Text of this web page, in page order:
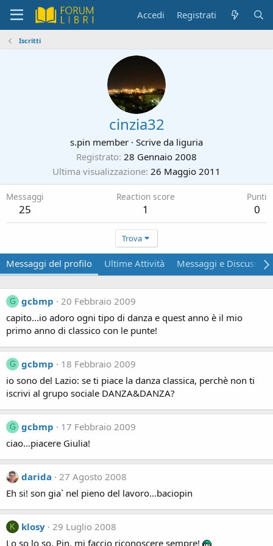
Accedi Registrati
Iscritti
cinzia32
s.pin member · Scrive da liguria
Registrato 28 Gennaio 2008
Ultima visualizzazione 26 Maggio 2011
Messaggi
25
Reaction score
1
Punti
0
Trova
Messaggi del profilo Ultime Attività Messaggi e
G gcbmp
20 Febbraio 2009
capito...io adoro ogni tipo di danza e quest anno è il mio
primo anno di classico con le punte!
G gcbmp
18 Febbraio 2009
io sono del Lazio: se ti piace la danza classica, perchè non ti
iscrivi al grupo sociale DANZA&DANZA?
G gcbmp
17 Febbraio 2009
ciao...piacere Giulia!
darida
27 Agosto 2008
Eh si! son gia` nel pieno del lavoro...baciopin
K klosy 29 Luglio 2008
Lo so lo so, Pin, mi faccio riconoscere sempre!